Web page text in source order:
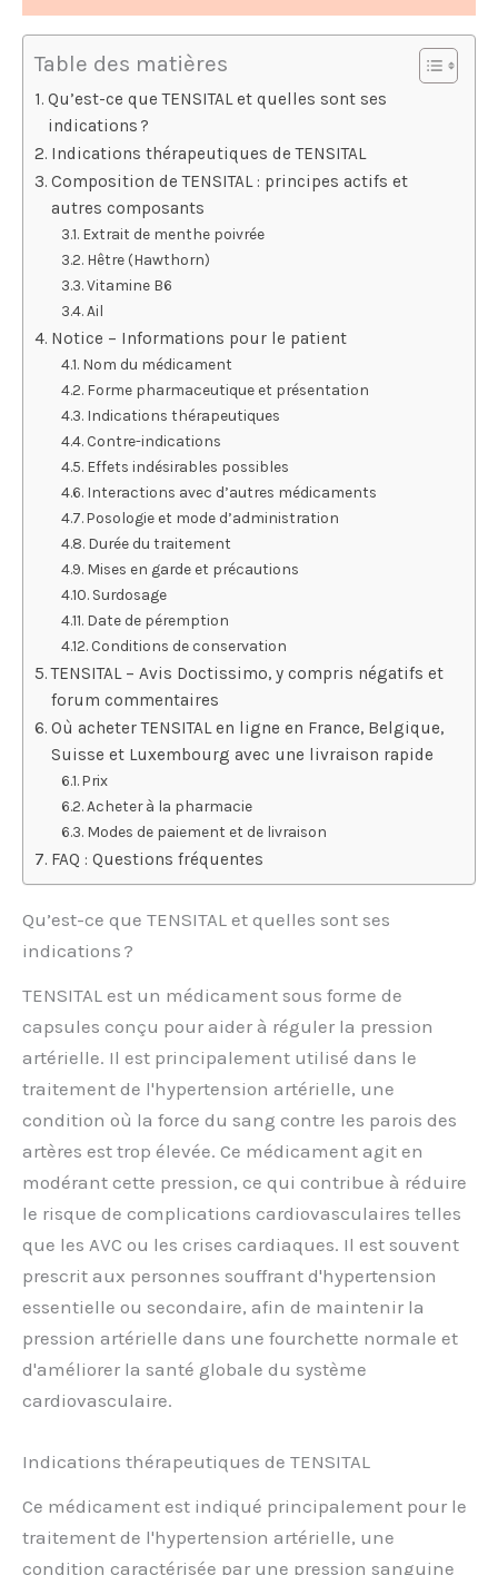
Table des matières
Qu’est-ce que TENSITAL et quelles sont ses
indications ?
Indications thérapeutiques de TENSITAL
Composition de TENSITAL : principes actifs et
autres composants
Extrait de menthe poivrée
Hêtre (Hawthorn)
Vitamine B6
Ail
Notice – Informations pour le patient
Nom du médicament
Forme pharmaceutique et présentation
Indications thérapeutiques
Contre-indications
Effets indésirables possibles
Interactions avec d’autres médicaments
Posologie et mode d’administration
Durée du traitement
Mises en garde et précautions
Surdosage
Date de péremption
Conditions de conservation
TENSITAL – Avis Doctissimo, y compris négatifs et
forum commentaires
Où acheter TENSITAL en ligne en France, Belgique,
Suisse et Luxembourg avec une livraison rapide
Prix
Acheter à la pharmacie
Modes de paiement et de livraison
FAQ : Questions fréquentes
Qu’est-ce que TENSITAL et quelles sont ses
indications ?
TENSITAL est un médicament sous forme de
capsules conçu pour aider à réguler la pression
artérielle. Il est principalement utilisé dans le
traitement de l'hypertension artérielle, une
condition où la force du sang contre les parois des
artères est trop élevée. Ce médicament agit en
modérant cette pression, ce qui contribue à réduire
le risque de complications cardiovasculaires telles
que les AVC ou les crises cardiaques. Il est souvent
prescrit aux personnes souffrant d'hypertension
essentielle ou secondaire, afin de maintenir la
pression artérielle dans une fourchette normale et
d'améliorer la santé globale du système
cardiovasculaire.
Indications thérapeutiques de TENSITAL
Ce médicament est indiqué principalement pour le
traitement de l'hypertension artérielle, une
condition caractérisée par une pression sanguine